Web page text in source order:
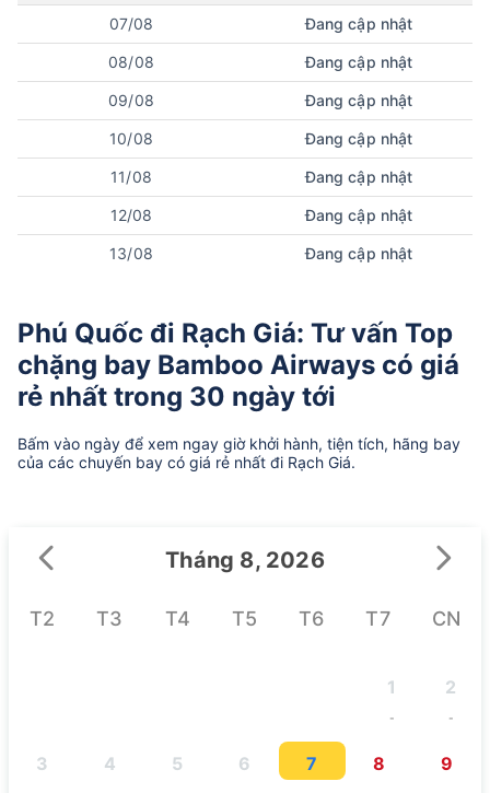
07/08 Đang cập nhật
08/08 Đang cập nhật
09/08 Đang cập nhật
10/08 Đang cập nhật
11/08 Đang cập nhật
12/08 Đang cập nhật
13/08 Đang cập nhật
Phú Quốc đi Rạch Giá: Tư vấn Top
chặng bay Bamboo Airways có giá
rẻ nhất trong 30 ngày tới
Bấm vào ngày để xem ngay giờ khởi hành, tiện tích, hãng bay
của các chuyến bay có giá rẻ nhất đi Rạch Giá.
Tháng 8, 2026
T2 T3 T4 T5 T6 T7 CN
1
-
2
-
3 4 5 6 7 8 9